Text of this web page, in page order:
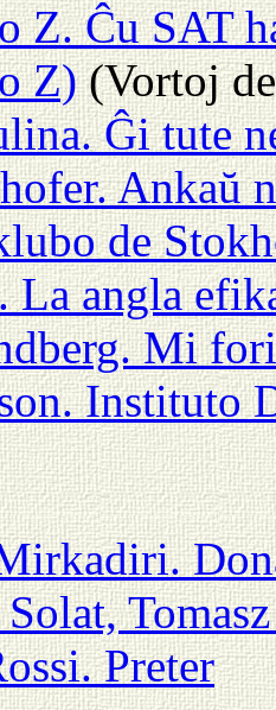
Z. Ĉu SAT
Z)(Vortoj
Ĝi tute
Ankaŭ
de
La angla
Mi
Instituto
Solat,
Preter